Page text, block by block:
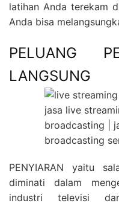
latihan Anda terekam
Anda bisa
PELUANG
LANGSUNG
PENYIARAN yaitu
diminati dalam
industri televisi